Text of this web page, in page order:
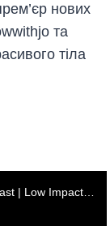
нових
та
тіла
Active Recovery to Relieve Muscle Soreness Fast | Low Impact Walk growwithjo